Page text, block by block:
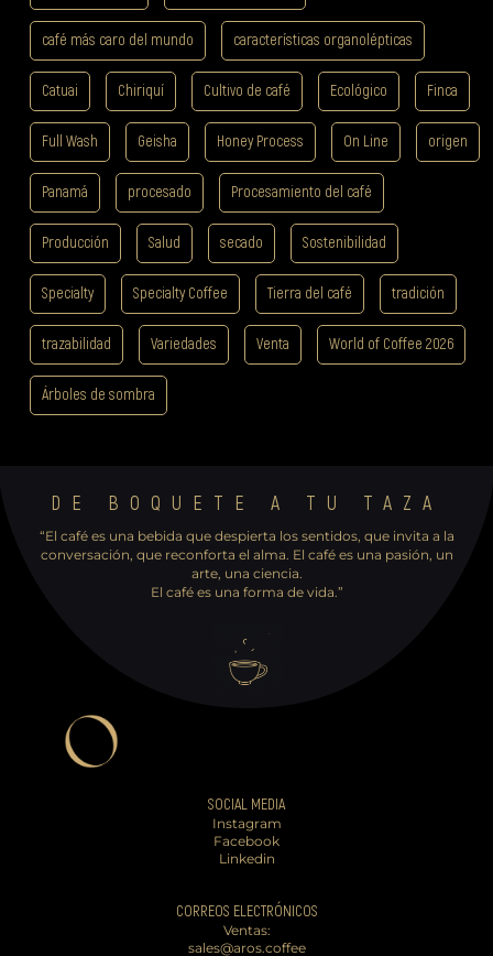
café más caro del mundo características organolépticas
Catuai Chiriquí Cultivo de café Ecológico Finca
Full Wash Geisha Honey Process On Line origen
Panamá procesado Procesamiento del café
Producción Salud secado Sostenibilidad
Specialty Specialty Coffee Tierra del café tradición
trazabilidad Variedades Venta World of Coffee 2026
Árboles de sombra
DE BOQUETE A TU TAZA
“El café es una bebida que despierta los sentidos, que invita a la
conversación, que reconforta el ​alma. El café es una pasión, un
arte, una ciencia.
El café es una forma de vida.”
SOCIAL MEDIA
Instagram
Facebook
Linkedin
CORREOS ELECTRÓNICOS
Ventas:
sales@aros.coffee